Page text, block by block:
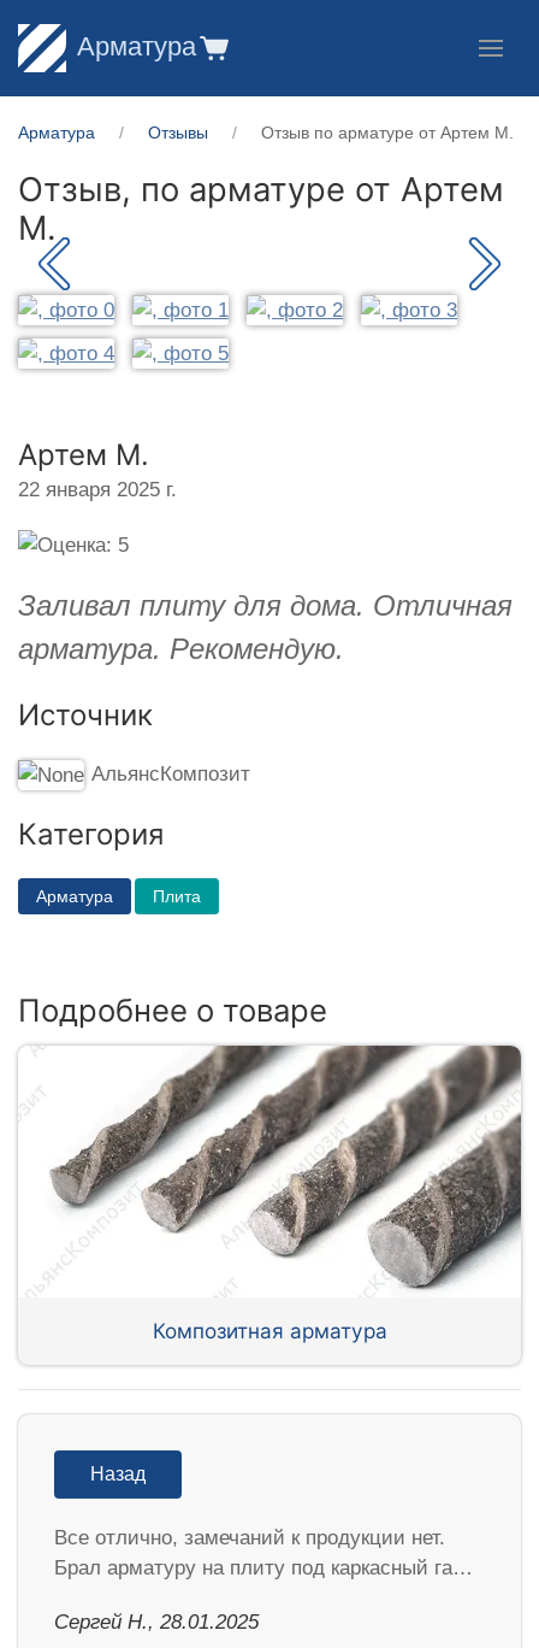
Арматура
Арматура Отзывы Отзыв по арматуре от Артем М.
Отзыв, по арматуре от Артем
М.
Артем М.
22 января 2025 г.
Заливал плиту для дома. Отличная
арматура. Рекомендую.
Источник
АльянсКомпозит
Категория
Арматура Плита
Подробнее о товаре
Композитная арматура
Назад
Все отлично, замечаний к продукции нет.
Брал арматуру на плиту под каркасный га…
Сергей Н., 28.01.2025